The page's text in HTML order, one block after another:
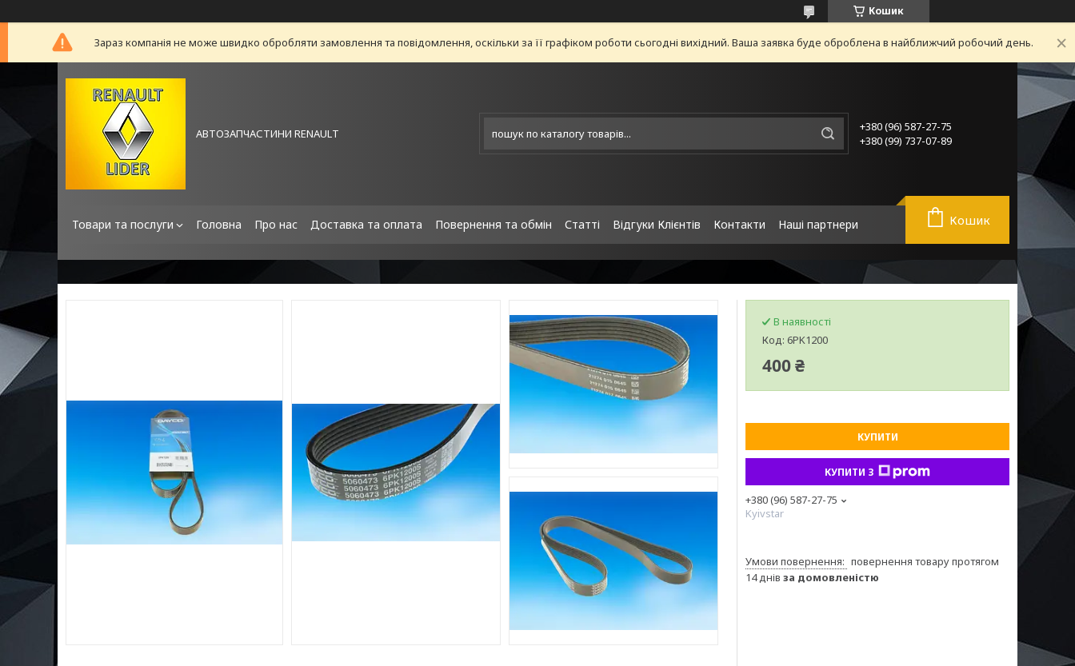
Кошик
Зараз компанія не може швидко обробляти замовлення та повідомлення, оскільки за її графіком роботи сьогодні вихідний. Ваша заявка буде оброблена в найближчий робочий день.
АВТОЗАПЧАСТИНИ RENAULT
+380 (96) 587-27-75
+380 (99) 737-07-89
Товари та послуги Головна Про нас Доставка та оплата Повернення та обмін Статті Відгуки Клієнтів Контакти Наші партнери Кошик
В наявності
Код: 6PK1200
400 ₴
КУПИТИ
КУПИТИ З
+380 (96) 587-27-75
Kyivstar
повернення товару протягом
14 днів за домовленістю